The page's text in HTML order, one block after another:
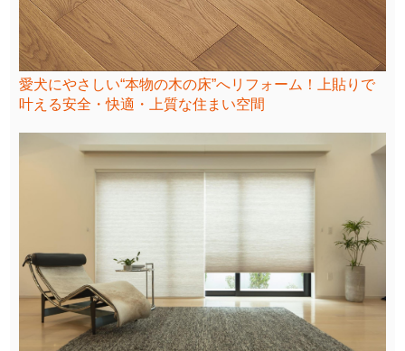
愛犬にやさしい“本物の木の床”へリフォーム！上貼りで
叶える安全・快適・上質な住まい空間